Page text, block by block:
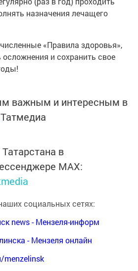
назначения лечащего
«Правила здоровья»,
и сохранить свое
важным и интересным в
Татмедиа
в
MАХ:
социальных сетях:
news - Мензеля-информ
- Мензеля онлайн
menzelinsk